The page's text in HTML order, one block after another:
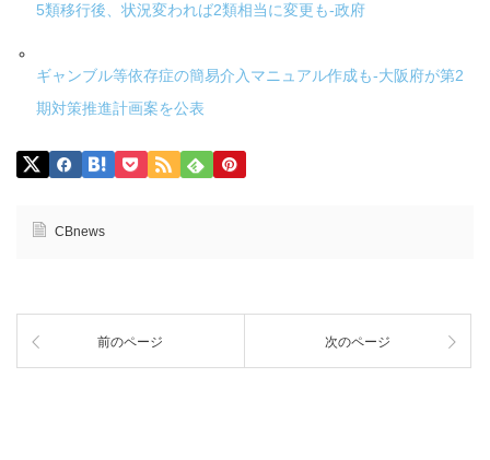
5類移行後、状況変われば2類相当に変更も-政府
ギャンブル等依存症の簡易介入マニュアル作成も-大阪府が第2
期対策推進計画案を公表
CBnews
前のページ 次のページ